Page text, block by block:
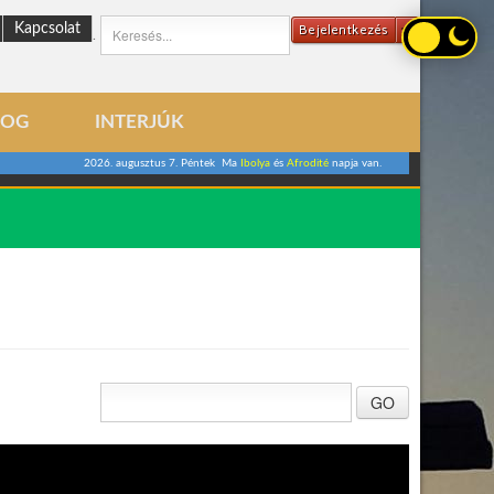
Bejelentkezés
Kapcsolat
INTERJÚK
2026. augusztus 7. Péntek Ma Ibolyaés Afroditénapja van.
GO